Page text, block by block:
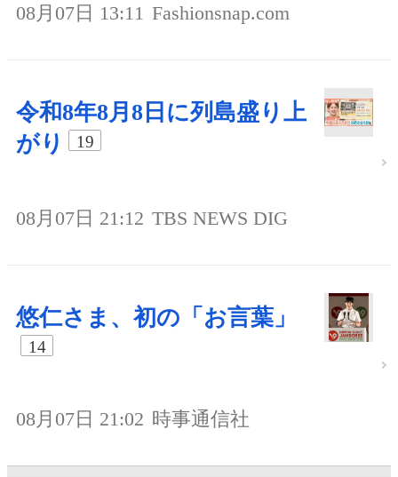
08月07日 13:11 Fashionsnap.com
令和8年8月8日に列島盛り上
がり
19
08月07日 21:12 TBS NEWS DIG
悠仁さま、初の「お言葉」
14
08月07日 21:02 時事通信社